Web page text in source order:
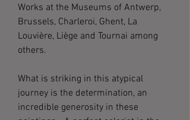
Works at the Museums of Antwerp,
Brussels, Charleroi, Ghent, La
Louvière, Liège and Tournai among
others.
What is striking in this atypical
journey is the determination, an
incredible generosity in these